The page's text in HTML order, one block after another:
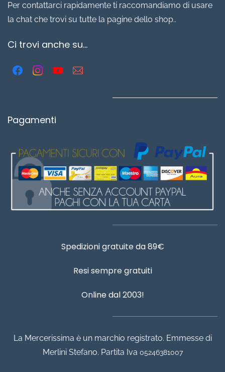
Per contattarci rapidamente ti raccomandiamo di usare
la chat che trovi su tutte la pagine dello shop..
Ci trovi anche su...
Pagamenti
Spedizioni gratuite da 89€
Resi sempre gratuiti
Online dal 2003!
La Mercerissima è un marchio registrato. Emmesse di
Merlini Stefano. Partita Iva 05246381007